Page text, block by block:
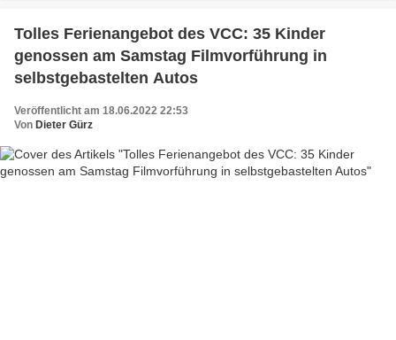
Tolles Ferienangebot des VCC: 35 Kinder
genossen am Samstag Filmvorführung in
selbstgebastelten Autos
Veröffentlicht am 18.06.2022 22:53
Von Dieter Gürz